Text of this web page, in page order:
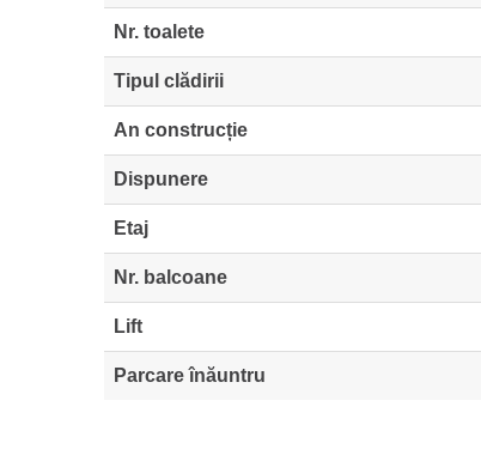
Nr. toalete
Tipul clădirii
An construcție
Dispunere
Etaj
Nr. balcoane
Lift
Parcare înăuntru